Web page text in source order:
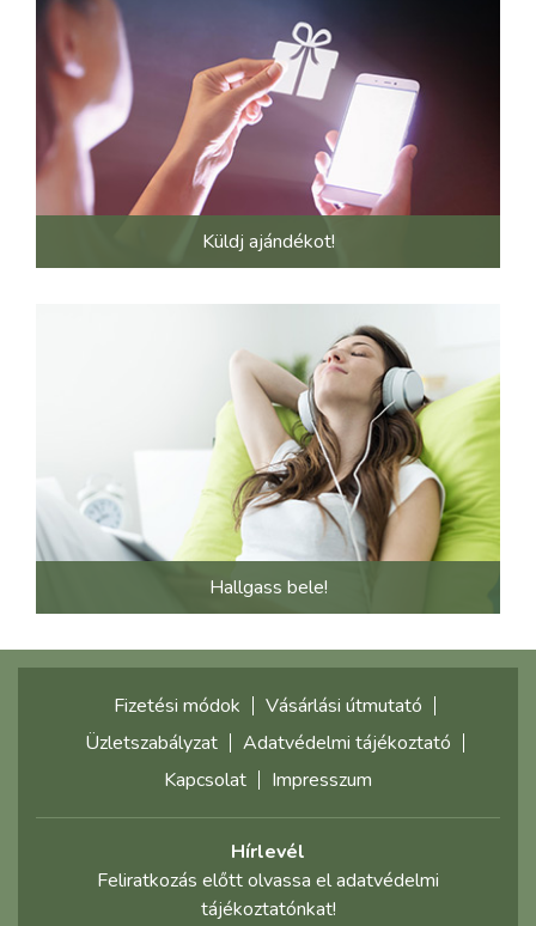
Küldj ajándékot!
Hallgass bele!
Fizetési módok
Vásárlási útmutató
Üzletszabályzat
Adatvédelmi tájékoztató
Kapcsolat
Impresszum
Hírlevél
Feliratkozás előtt olvassa el adatvédelmi
tájékoztatónkat!